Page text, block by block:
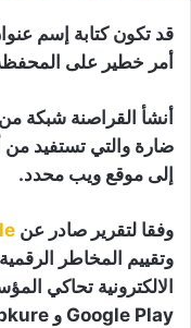
قد تكون كتابة إسم
أمر خطير على
أنشأ القراصنة شبكة من
ضارة والتي تستفيد
إلى موقع ويب محدد.
وفقا لتقرير صادر عن
وتقييم المخاطر
الالكترونية تحاكي